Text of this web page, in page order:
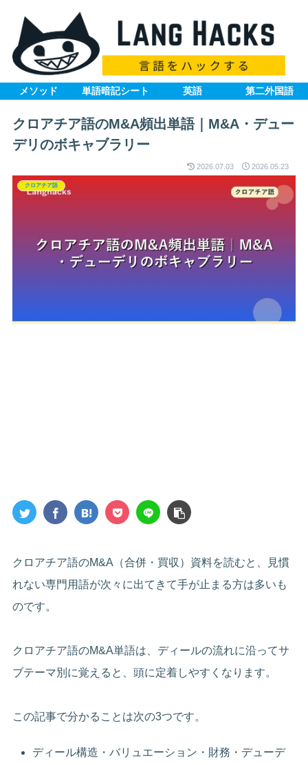
メソッド 単語暗記シート 英語 第二外国語
クロアチア語のM&A頻出単語｜M&A・デュー
デリのボキャブラリー
2026.07.03 2026.05.23
クロアチア語
クロアチア語のM&A（合併・買収）資料を読むと、見慣
れない専門用語が次々に出てきて手が止まる方は多いも
のです。
クロアチア語のM&A単語は、ディールの流れに沿ってサ
ブテーマ別に覚えると、頭に定着しやすくなります。
この記事で分かることは次の3つです。
ディール構造・バリュエーション・財務・デューデ